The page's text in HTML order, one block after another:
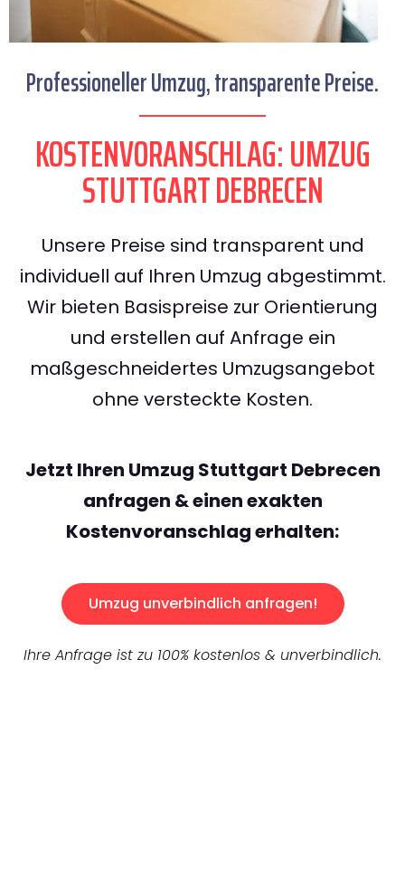
Professioneller Umzug, transparente Preise.
KOSTENVORANSCHLAG: UMZUG
STUTTGART DEBRECEN
Unsere Preise sind transparent und
individuell auf Ihren Umzug abgestimmt.
Wir bieten Basispreise zur Orientierung
und erstellen auf Anfrage ein
maßgeschneidertes Umzugsangebot
ohne versteckte Kosten.
Jetzt Ihren Umzug Stuttgart Debrecen
anfragen & einen exakten
Kostenvoranschlag erhalten:
Umzug unverbindlich anfragen!
Ihre Anfrage ist zu 100% kostenlos & unverbindlich.